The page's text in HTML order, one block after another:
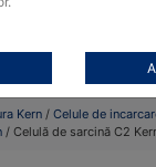
Kern / Celule de
/ Celulă de sarcină C2